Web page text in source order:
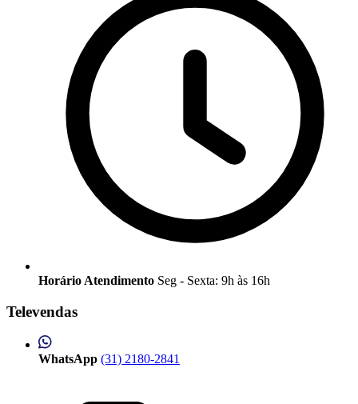
Horário Atendimento Seg - Sexta: 9h às 16h
Televendas
WhatsApp (31) 2180-2841